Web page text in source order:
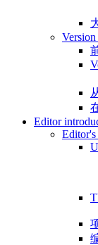
Editor
Editor's